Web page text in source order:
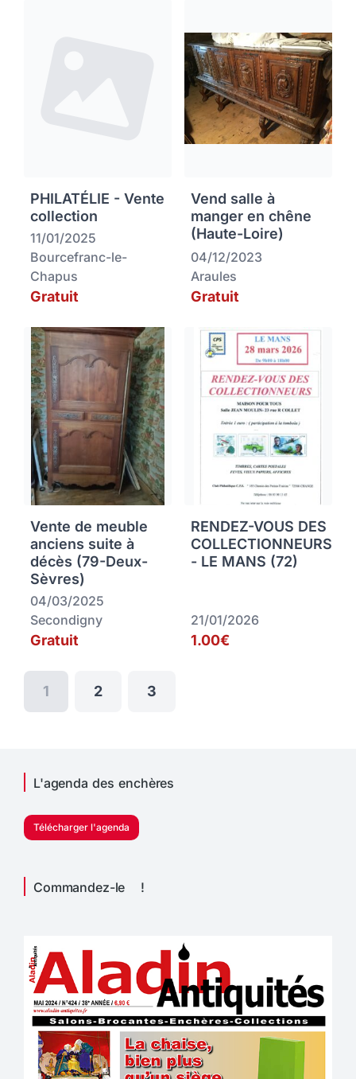
PHILATÉLIE - Vente
collection
11/01/2025
Bourcefranc-le-
Chapus
Gratuit
Vend salle à
manger en chêne
(Haute-Loire)
04/12/2023
Araules
Gratuit
Vente de meuble
anciens suite à
décès (79-Deux-
Sèvres)
04/03/2025
Secondigny
Gratuit
RENDEZ-VOUS DES
COLLECTIONNEURS
- LE MANS (72)
21/01/2026
1.00€
1 2 3
L'agenda des enchères
Télécharger l'agenda
Commandez-le !